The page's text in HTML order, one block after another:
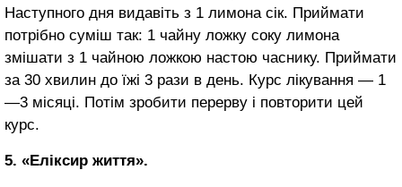
Наступного дня видавіть з 1 лимона сік. Приймати
потрібно суміш так: 1 чайну ложку соку ли­мона
змішати з 1 чайною ложкою настою часнику. Приймати
за 30 хвилин до їжі 3 рази в день. Курс лікування — 1
—3 місяці. Потім зробити перерву і повторити цей
курс.
5. «Еліксир життя».